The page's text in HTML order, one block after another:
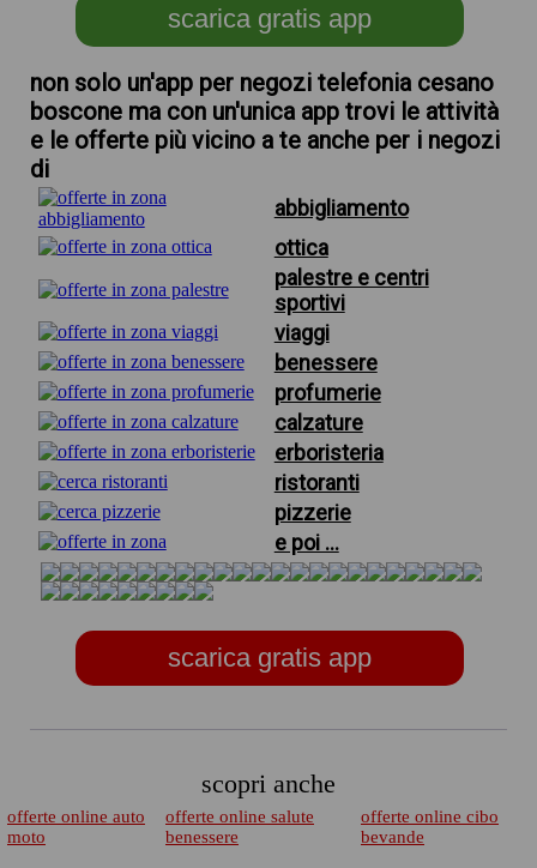
scarica gratis app
non solo un'app per negozi telefonia cesano
boscone ma con un'unica app trovi le attività
e le offerte più vicino a te anche per i negozi
di
abbigliamento
ottica
palestre e centri
sportivi
viaggi
benessere
profumerie
calzature
erboristeria
ristoranti
pizzerie
e poi ...
scarica gratis app
scopri anche
offerte online auto
moto
offerte online salute
benessere
offerte online cibo
bevande